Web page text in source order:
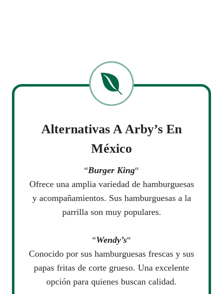
Alternativas AArby’s En
México
“Burger King“
Ofrece una amplia variedad de hamburguesas
y acompañamientos. Sus hamburguesas a la
parrilla son muy populares.
“Wendy’s“
Conocido por sus hamburguesas frescas y sus
papas fritas de corte grueso. Una excelente
opción para quienes buscan calidad.